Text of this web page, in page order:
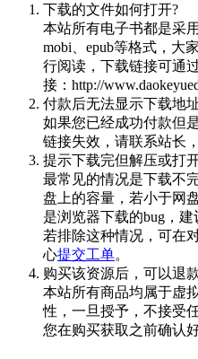
下载的文件如何打开?
本站所有电子书都是采
mobi、epub等格式，大
行阅读，下载链接可通
接：http://
付款后无法显示下载地
如果您已经成功付款但
链接失效，请联系站长
提示下载完但解压或打
最常见的情况是下载不
盘上的容量，若小于网
是浏览器下载的bug，建
若排除这种情况，可在
心提交工单。
购买该资源后，可以退
本站所有商品均属于虚
性，一旦授予，不接受
您在购买获取之前确认